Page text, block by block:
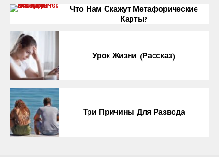
Что Нам Скажут Метафорические
Карты?
Урок Жизни (рассказ)
Три Причины Для Развода